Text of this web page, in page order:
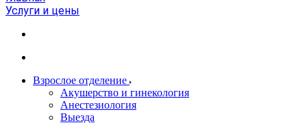
Услуги и цены
Взрослое отделение
Акушерство и гинекология
Анестезиология
Выезда